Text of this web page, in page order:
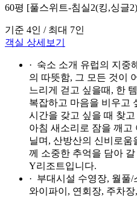
60평 [풀스위트-침실2(킹,싱글
기준 4인 / 최대 7인
객실 상세보기
· 숙소 소개 유럽의 지중
의 따뜻함, 그 모든 것이
느리게 걷고 싶을때, 한
복잡하고 마음을 비우고
시간을 갖고 싶을 때 찾고
아침 새소리로 잠을 깨고
닐며, 산방산의 신비로
께 소중한 추억을 담아
Y리조트입니다.
· 부대시설 수영장, 월풀/
와이파이, 연회장, 주차